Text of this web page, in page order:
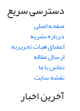
دسترسی سریع
صفحه اصلی
درباره نشریه
اعضای هیات تحریریه
ارسال مقاله
تماس با ما
نقشه سایت
آخرین اخبار